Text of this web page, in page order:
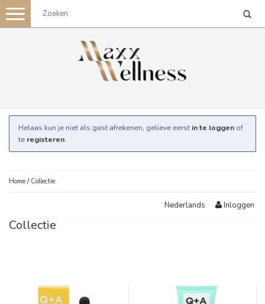
Toggle
navigation
Helaas kun je niet als gast afrekenen, gelieve eerst in te loggen of
te registeren.
Home / Collectie
Nederlands Inloggen
Collectie